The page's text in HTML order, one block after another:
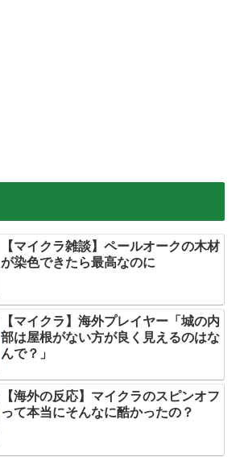
【マイクラ雑談】ペールオークの木材
が染色できたら最高なのに
【マイクラ】海外プレイヤー「城の内
部は屋根がない方が良く見えるのはな
んで？」
【海外の反応】マイクラのスピンオフ
って本当にそんなに酷かったの？